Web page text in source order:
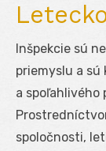
Inšpekcie sú
priemyslu a sú
a spoľahlivého
spoločnosti,